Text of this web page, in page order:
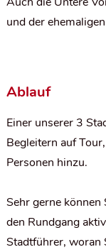
und der
Ablauf
Einer unserer 3
Begleitern auf
Personen hinzu.
Sehr gerne
den Rundgang
Stadtführer, woran